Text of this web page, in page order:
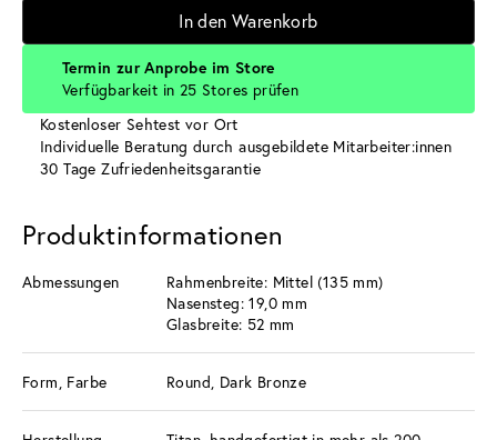
In den Warenkorb
Termin zur Anprobe im Store
Verfügbarkeit in 25 Stores prüfen
Kostenloser Sehtest vor Ort
Individuelle Beratung durch ausgebildete Mitarbeiter:innen
30 Tage Zufriedenheitsgarantie
Produktinformationen
Abmessungen
Rahmenbreite: Mittel (135 mm)
Nasensteg: 19,0 mm
Glasbreite: 52 mm
Form, Farbe Round, Dark Bronze